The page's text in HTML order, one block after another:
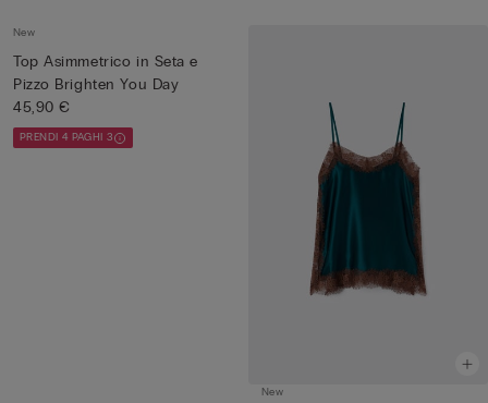
New
Top Asimmetrico in Seta e
Pizzo Brighten You Day
45,90 €
PRENDI 4 PAGHI 3
New